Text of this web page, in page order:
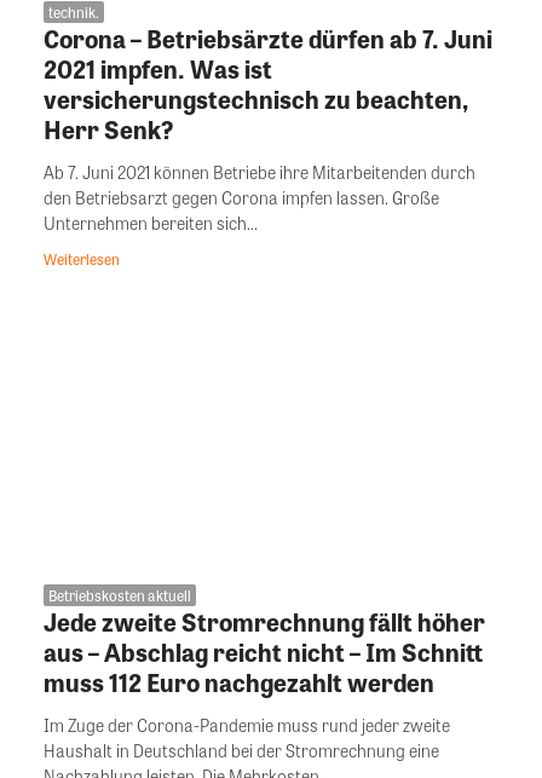
technik.
Corona – Betriebsärzte dürfen ab 7. Juni
2021 impfen. Was ist
versicherungstechnisch zu beachten,
Herr Senk?
Ab 7. Juni 2021 können Betriebe ihre Mitarbeitenden durch
den Betriebsarzt gegen Corona impfen lassen. Große
Unternehmen bereiten sich...
Weiterlesen
Betriebskosten aktuell
Jede zweite Stromrechnung fällt höher
aus – Abschlag reicht nicht – Im Schnitt
muss 112 Euro nachgezahlt werden
Im Zuge der Corona-Pandemie muss rund jeder zweite
Haushalt in Deutschland bei der Stromrechnung eine